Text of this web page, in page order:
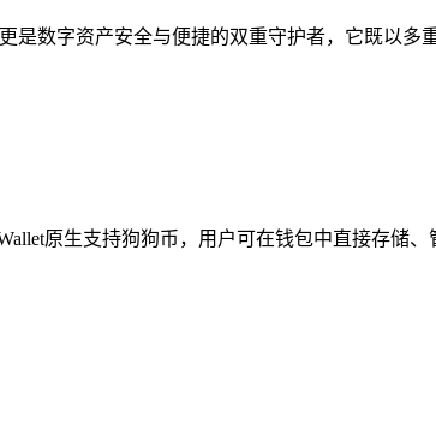
数字资产安全与便捷的双重守护者，它既以多
原生支持狗狗币，用户可在钱包中直接存储、